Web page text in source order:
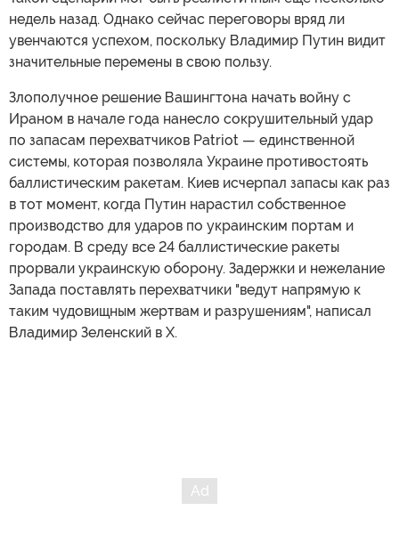
недель назад. Однако сейчас переговоры вряд ли
увенчаются успехом, поскольку Владимир Путин видит
значительные перемены в свою пользу.
Злополучное решение Вашингтона начать войну с
Ираном в начале года нанесло сокрушительный удар
по запасам перехватчиков Patriot — единственной
системы, которая позволяла Украине противостоять
баллистическим ракетам. Киев исчерпал запасы как раз
в тот момент, когда Путин нарастил собственное
производство для ударов по украинским портам и
городам. В среду все 24 баллистические ракеты
прорвали украинскую оборону. Задержки и нежелание
Запада поставлять перехватчики "ведут напрямую к
таким чудовищным жертвам и разрушениям", написал
Владимир Зеленский в X.